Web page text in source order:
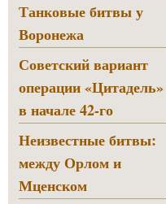
Танковые битвы у
Воронежа
Советский вариант
операции «Цитадель»
в начале 42-го
Неизвестные битвы:
между Орлом и
Мценском